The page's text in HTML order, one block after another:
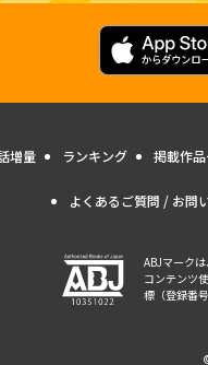
増量 ランキング 掲載作
よくあるご質問 / お問
ABJマーク
コンテンツ
標（登録番